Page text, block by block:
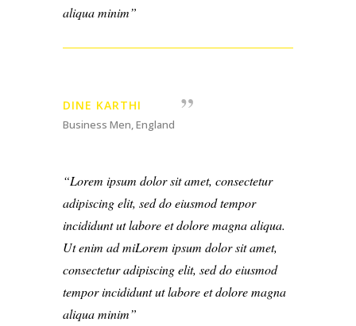
aliqua minim
DINE KARTHI
Business Men, England
Lorem ipsum dolor sit amet, consectetur
adipiscing elit, sed do eiusmod tempor
incididunt ut labore et dolore magna aliqua.
Ut enim ad miLorem ipsum dolor sit amet,
consectetur adipiscing elit, sed do eiusmod
tempor incididunt ut labore et dolore magna
aliqua minim